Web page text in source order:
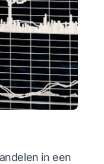
in een